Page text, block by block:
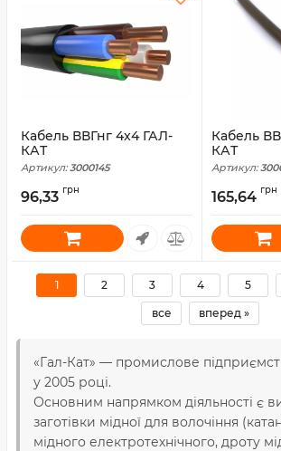
Кабель ВВГнг 4x4 ГАЛ-
КАТ
Артикул: 3000145
96,33 грн
Кабель
КАТ
Артикул:
165,64 грн
1 2 3 4 5
все вперед »
«Гал-Кат» — промислове
у 2005 році.
Основним напрямком діяльності є
заготівки мідної для волочіння
мідного електротехнічного, дроту